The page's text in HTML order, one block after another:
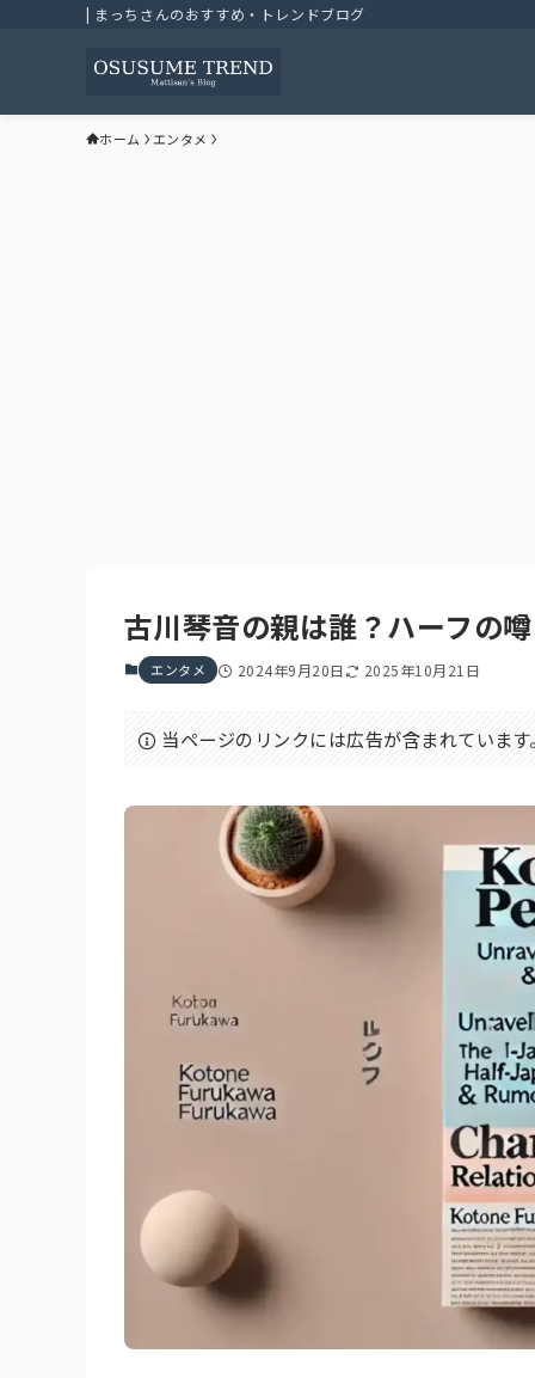
| まっちさんのおすすめ・トレンドブログ
ホーム エンタメ
古川琴音の親は誰？ハーフの
エンタメ 2024年9月20日 2025年10月21日
当ページのリンクには広告が含まれています